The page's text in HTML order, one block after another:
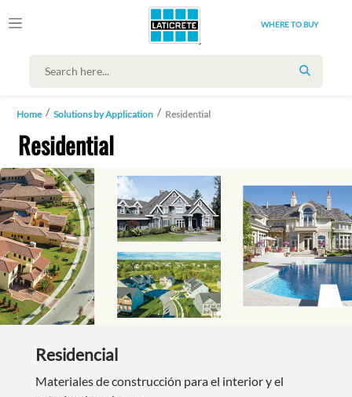
WHERE TO BUY
SEARCH
Home Solutions by Application Residential
Residential
Residencial
Materiales de construcción para el interior y el